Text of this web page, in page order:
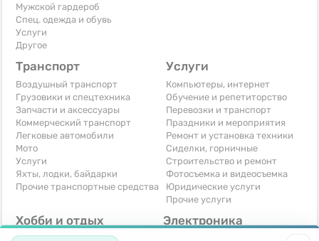
Мужской гардероб
Спец. одежда и обувь
Услуги
Другое
Транспорт
Воздушный транспорт
Грузовики и спецтехника
Запчасти и аксессуары
Коммерческий транспорт
Легковые автомобили
Мото
Услуги
Яхты, лодки, байдарки
Прочие транспортные средства
Услуги
Компьютеры, интернет
Обучение и репетиторство
Перевозки и транспорт
Праздники и мероприятия
Ремонт и установка техники
Сиделки, горничные
Строительство и ремонт
Фотосъемка и видеосъемка
Юридические услуги
Прочие услуги
Хобби и отдых
Книги и журналы
Электроника